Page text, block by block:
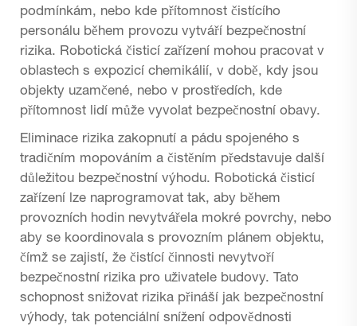
podmínkám, nebo kde přítomnost čistícího
personálu během provozu vytváří bezpečnostní
rizika. Robotická čisticí zařízení mohou pracovat v
oblastech s expozicí chemikálií, v době, kdy jsou
objekty uzamčené, nebo v prostředích, kde
přítomnost lidí může vyvolat bezpečnostní obavy.
Eliminace rizika zakopnutí a pádu spojeného s
tradičním mopováním a čistěním představuje další
důležitou bezpečnostní výhodu. Robotická čisticí
zařízení lze naprogramovat tak, aby během
provozních hodin nevytvářela mokré povrchy, nebo
aby se koordinovala s provozním plánem objektu,
čímž se zajistí, že čistící činnosti nevytvoří
bezpečnostní rizika pro uživatele budovy. Tato
schopnost snižovat rizika přináší jak bezpečnostní
výhody, tak potenciální snížení odpovědnosti